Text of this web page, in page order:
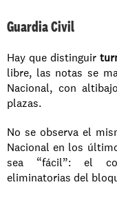
Guardia Civil
Hay que distinguir
libre, las notas se
Nacional, con
plazas.
No se observa el
Nacional en los
sea “fácil”: el
eliminatorias del